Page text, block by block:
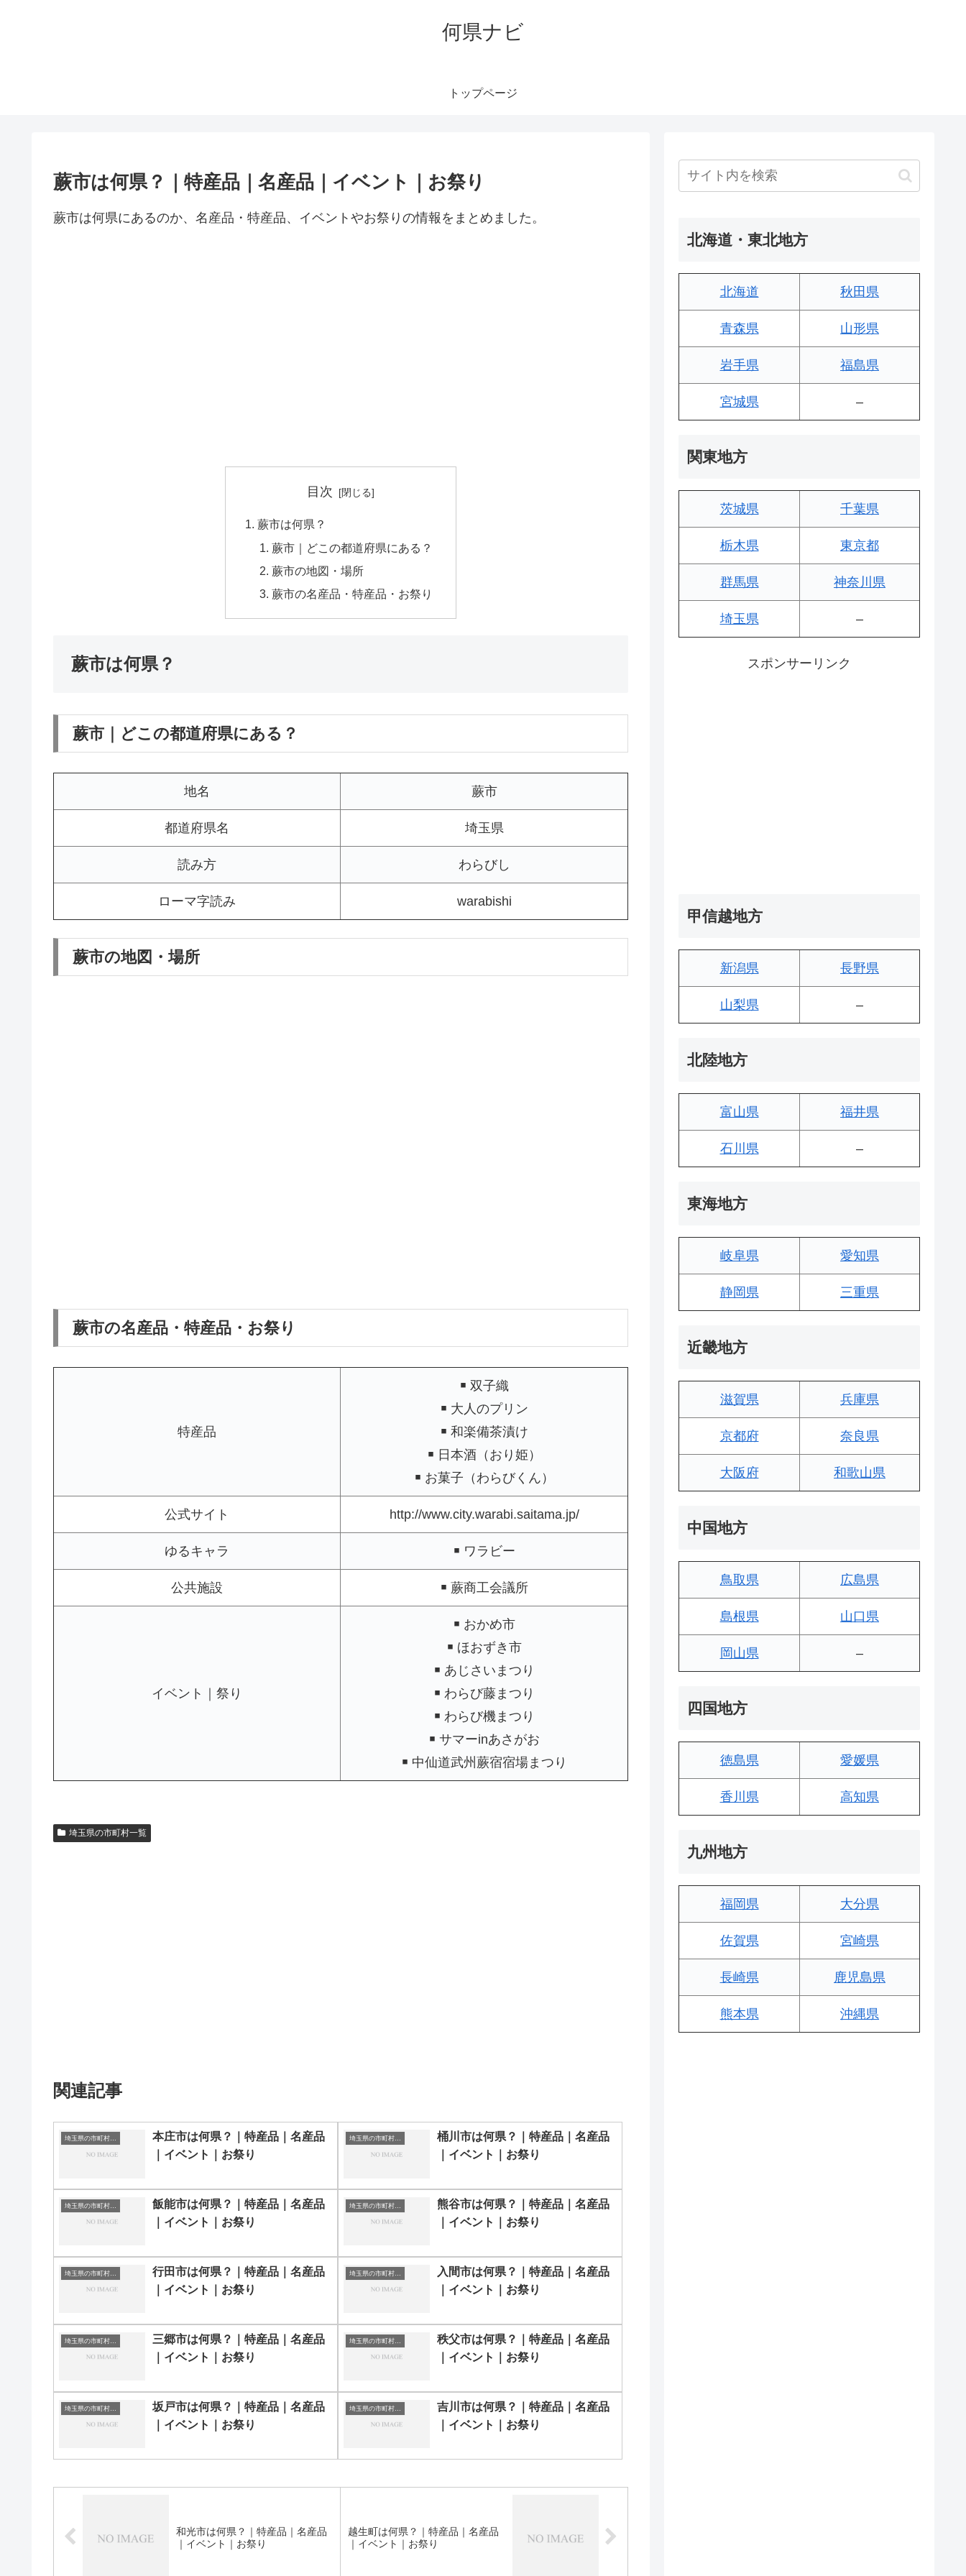
何県ナビ
トップページ
蕨市は何県？｜特産品｜名産品｜イベント｜お祭り
蕨市は何県にあるのか、名産品・特産品、イベントやお祭りの情報をまとめました。
目次
蕨市は何県？
蕨市｜どこの都道府県にある？
蕨市の地図・場所
蕨市の名産品・特産品・お祭り
蕨市は何県？
蕨市｜どこの都道府県にある？
地名 蕨市
都道府県名 埼玉県
読み方 わらびし
ローマ字読み warabishi
蕨市の地図・場所
蕨市の名産品・特産品・お祭り
特産品
￭ 双子織
￭ 大人のプリン
￭ 和楽備茶漬け
￭ 日本酒（おり姫）
￭ お菓子（わらびくん）
公式サイト http://www.city.warabi.saitama.jp/
ゆるキャラ ￭ ワラビー
公共施設 ￭ 蕨商工会議所
イベント｜祭り
￭ おかめ市
￭ ほおずき市
￭ あじさいまつり
￭ わらび藤まつり
￭ わらび機まつり
￭ サマーinあさがお
￭ 中仙道武州蕨宿宿場まつり
埼玉県の市町村一覧
関連記事
埼玉県の市町村一覧
本庄市は何県？｜特産品｜名産品
｜イベント｜お祭り
埼玉県の市町村一覧
桶川市は何県？｜特産品｜名産品
｜イベント｜お祭り
埼玉県の市町村一覧
飯能市は何県？｜特産品｜名産品
｜イベント｜お祭り
埼玉県の市町村一覧
熊谷市は何県？｜特産品｜名産品
｜イベント｜お祭り
埼玉県の市町村一覧
行田市は何県？｜特産品｜名産品
｜イベント｜お祭り
埼玉県の市町村一覧
入間市は何県？｜特産品｜名産品
｜イベント｜お祭り
埼玉県の市町村一覧
三郷市は何県？｜特産品｜名産品
｜イベント｜お祭り
埼玉県の市町村一覧
秩父市は何県？｜特産品｜名産品
｜イベント｜お祭り
埼玉県の市町村一覧
坂戸市は何県？｜特産品｜名産品
｜イベント｜お祭り
埼玉県の市町村一覧
吉川市は何県？｜特産品｜名産品
｜イベント｜お祭り
和光市は何県？｜特産品｜名産品
｜イベント｜お祭り
越生町は何県？｜特産品｜名産品
｜イベント｜お祭り
北海道・東北地方
北海道 秋田県
青森県 山形県
岩手県 福島県
宮城県 –
関東地方
茨城県 千葉県
栃木県 東京都
群馬県 神奈川県
埼玉県 –
スポンサーリンク
甲信越地方
新潟県 長野県
山梨県 –
北陸地方
富山県 福井県
石川県 –
東海地方
岐阜県 愛知県
静岡県 三重県
近畿地方
滋賀県 兵庫県
京都府 奈良県
大阪府 和歌山県
中国地方
鳥取県 広島県
島根県 山口県
岡山県 –
四国地方
徳島県 愛媛県
香川県 高知県
九州地方
福岡県 大分県
佐賀県 宮崎県
長崎県 鹿児島県
熊本県 沖縄県